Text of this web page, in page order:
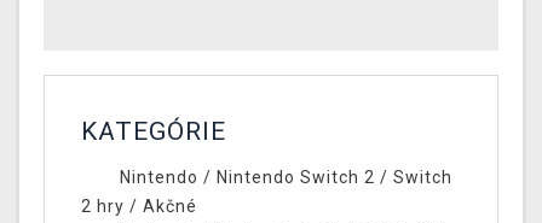
KATEGÓRIE
Nintendo / Nintendo Switch 2 / Switch
2 hry / Akčné